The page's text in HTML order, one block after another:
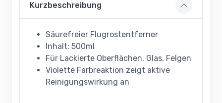
Kurzbeschreibung
Säurefreier Flugrostentferner
Inhalt: 500ml
Für Lackierte Oberflächen, Glas, Felgen
Violette Farbreaktion zeigt aktive
Reinigungswirkung an